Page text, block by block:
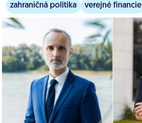
zahraničná politika verejné financie